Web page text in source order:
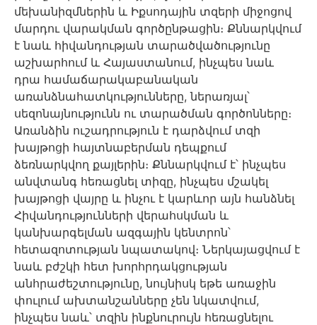
մեխանիզմներին և Իքսոդային տզերի միջոցով
մարդու վարակման գործընթացին։ Քննարկվում
է նաև հիվանդության տարածվածությունը
աշխարհում և Հայաստանում, ինչպես նաև
դրա համաճարակաբանական
առանձնահատկությունները, ներառյալ՝
սեզոնայնությունն ու տարածման գործոնները։
Առանձին ուշադրություն է դարձվում տզի
խայթոցի հայտնաբերման դեպքում
ձեռնարկվող քայլերին։ Քննարկվում է՝ ինչպես
անվտանգ հեռացնել տիզը, ինչպես մշակել
խայթոցի վայրը և ինչու է կարևոր այն հանձնել
Հիվանդությունների վերահսկման և
կանխարգելման ազգային կենտրոն՝
հետազոտության նպատակով։ Ներկայացվում է
նաև բժշկի հետ խորհրդակցության
անհրաժեշտությունը, նույնիսկ եթե առաջին
փուլում ախտանշանները չեն նկատվում,
ինչպես նաև՝ տզին ինքնուրույն հեռացնելու